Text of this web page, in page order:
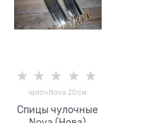
чулоч Nova 20 см
Спицы чулочные